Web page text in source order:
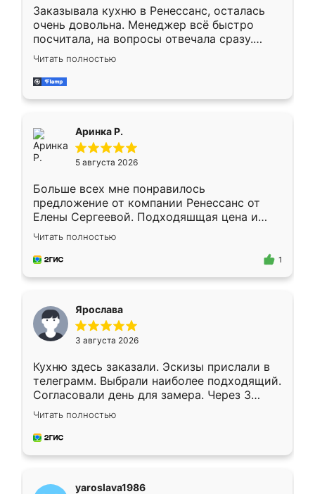
Заказывала кухню в Ренессанс, осталась
очень довольна. Менеджер всё быстро
посчитала, на вопросы отвечала сразу.
Замерщик приехал в субботу, подошёл к
делу со всей ответственностью. Собрали
за день, ребята работали аккуратно, даже
Читать полностью
Аринка Р.
5 августа 2026
Больше всех мне понравилось
предложение от компании Ренессанс от
Елены Сергеевой. Подходяшщая цена и
короткие сроки изготовления. Приехавший
для замера сотрудник Владислав
предложил по моему эскизу самый
Читать полностью
1
Ярослава
3 августа 2026
Кухню здесь заказали. Эскизы прислали в
телеграмм. Выбрали наиболее подходящий.
Согласовали день для замера. Через 3
недели кухня была уже готова. Остались
довольны работой. Спасибо Ренессанс
мебель за качественную работу!
Читать полностью
yaroslava1986